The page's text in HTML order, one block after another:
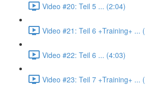
Video #20: Teil 5 ... (2:04)
Video #21: Teil 6 +Training+ ...
Video #22: Teil 6 ... (4:03)
Video #23: Teil 7 +Training+ ...